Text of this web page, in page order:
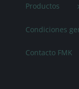
Productos
Condiciones
Contacto FMK